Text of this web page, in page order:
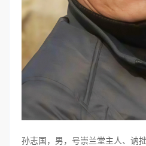
孙志国，男，号崇兰堂主人、讷